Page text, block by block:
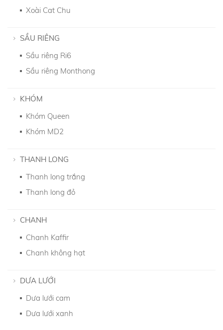
Xoài Cat Chu
SẦU RIÊNG
Sầu riêng Ri6
Sầu riêng Monthong
KHÓM
Khóm Queen
Khóm MD2
THANH LONG
Thanh long trắng
Thanh long đỏ
CHANH
Chanh Kaffir
Chanh không hạt
DƯA LƯỚI
Dưa lưới cam
Dưa lưới xanh